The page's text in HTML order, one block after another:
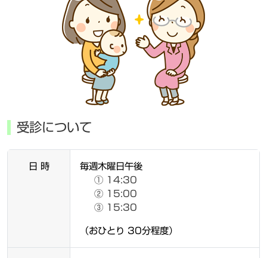
受診について
日 時
毎週木曜日午後
① 14:30
② 15:00
③ 15:30
（おひとり 30分程度）